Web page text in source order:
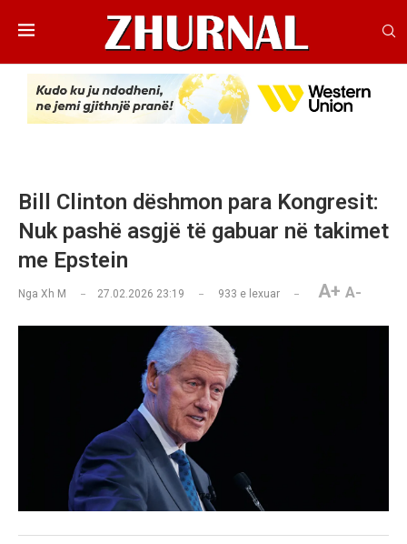
Bill Clinton dëshmon para Kongresit:
Nuk pashë asgjë të gabuar në takimet
me Epstein
Nga Xh M 27.02.2026 23:19 933 e lexuar A+ A-